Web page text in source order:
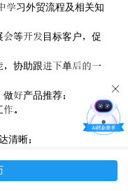
外贸流程及相关知
等目标客户促
协助跟单
产品推荐

清晰

足够间历